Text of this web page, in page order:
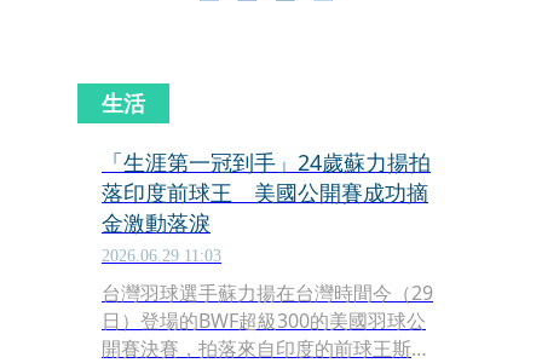
生活
「生涯第一冠到手」24歲蘇力揚拍
落印度前球王 美國公開賽成功摘
金激動落淚
2026.06.29 11:03
台灣羽球選手蘇力揚在台灣時間今（29
日）登場的BWF超級300的美國羽球公
開賽決賽，拍落來自印度的前球王斯里